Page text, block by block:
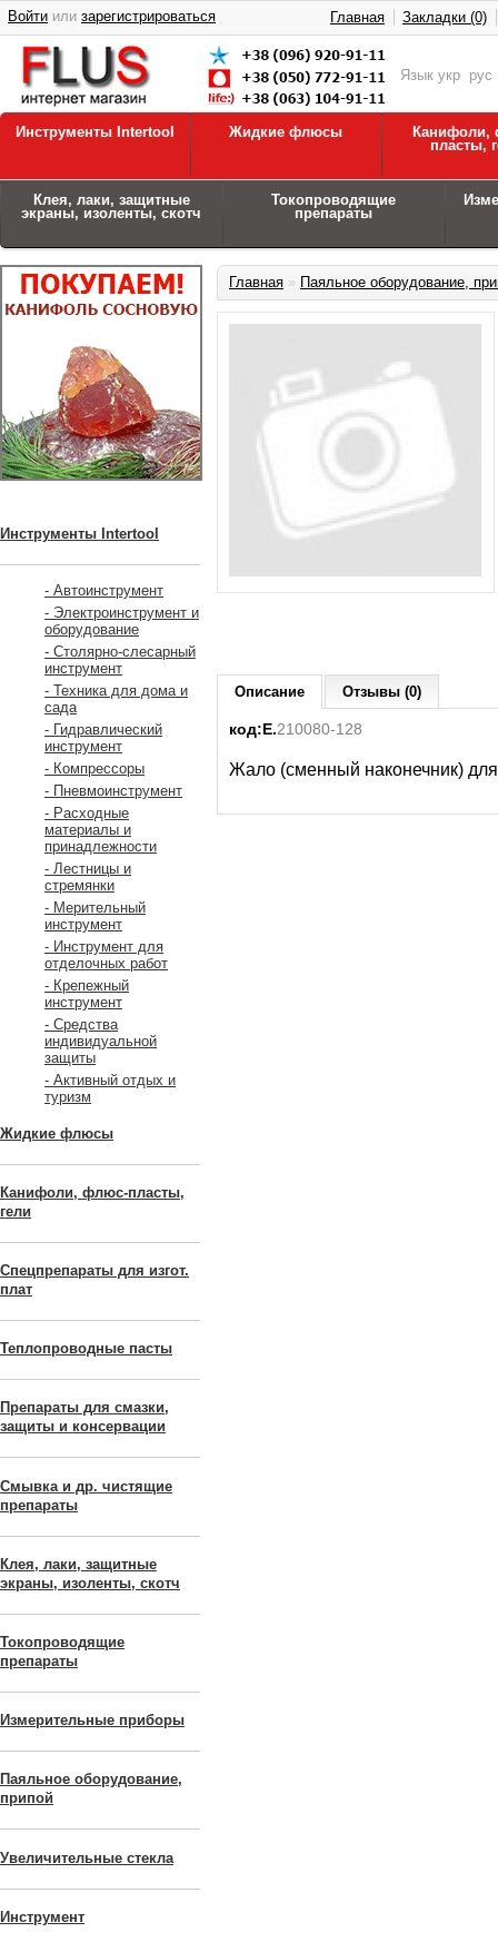
Язык укр рус
Войти или зарегистрироваться Главная Закладки (0)
Инструменты Intertool Жидкие флюсы
Канифоли,
пласты,
Клея, лаки, защитные
экраны, изоленты, скотч
Токопроводящие
препараты
Инструменты Intertool
- Автоинструмент
- Электроинструмент и
оборудование
- Столярно-слесарный
инструмент
- Техника для дома и
сада
- Гидравлический
инструмент
- Компрессоры
- Пневмоинструмент
- Расходные
материалы и
принадлежности
- Лестницы и
стремянки
- Мерительный
инструмент
- Инструмент для
отделочных работ
- Крепежный
инструмент
- Средства
индивидуальной
защиты
- Активный отдых и
туризм
Жидкие флюсы
Канифоли, флюс-пласты,
гели
Спецпрепараты для изгот.
плат
Теплопроводные пасты
Препараты для смазки,
защиты и консервации
Смывка и др. чистящие
препараты
Клея, лаки, защитные
экраны, изоленты, скотч
Токопроводящие
препараты
Измерительные приборы
Паяльное оборудование,
припой
Увеличительные стекла
Инструмент
Главная » Паяльное оборудование,
Описание Отзывы (0)
код:Е.210080-128
Жало (сменный наконечник)